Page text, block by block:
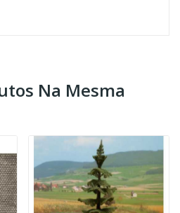
Na Mesma